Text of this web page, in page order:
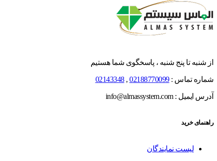
از شنبه تا پنج شنبه ، پاسخگوی شما هستیم
شماره تماس :02188770099
,
02143348
آدرس ایمیل : info@almassystem.com
راهنمای خرید
لیست نمایندگان